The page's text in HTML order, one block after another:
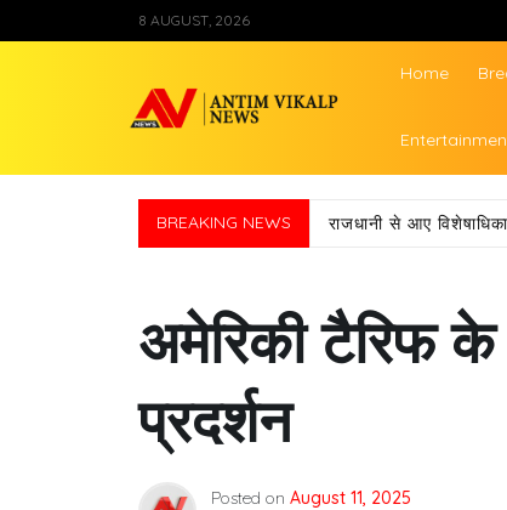
to
8 AUGUST, 2026
Antim Vikalp
Home
BREAKING NEWS राजधानी से आए
अमेरिकी टैरिफ
प्रदर्शन
Posted on August 11, 2025